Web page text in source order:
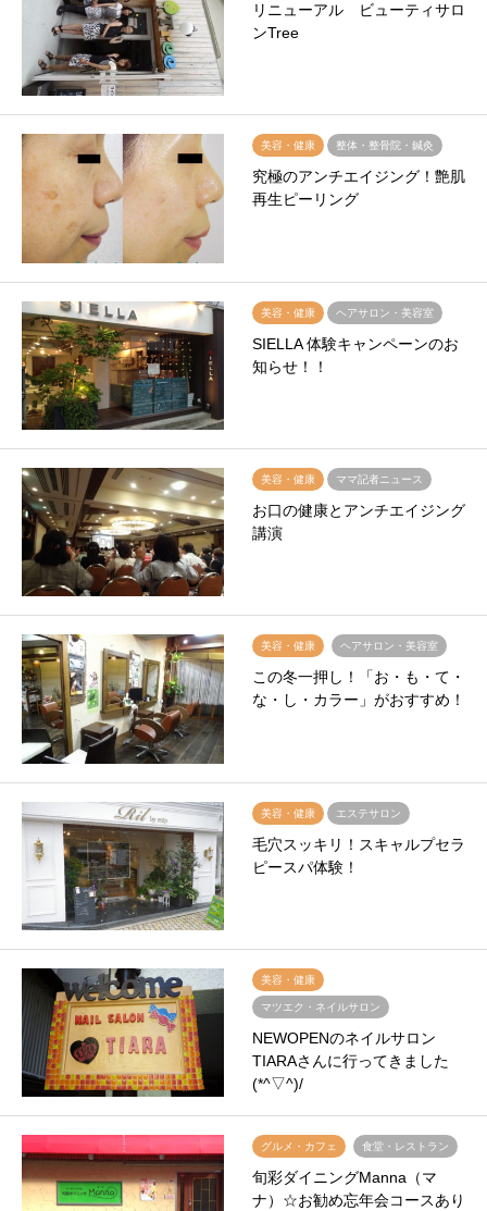
リニューアル ビューティサロ
ンTree
美容・健康 整体・整骨院・鍼灸
究極のアンチエイジング！艶肌
再生ピーリング
美容・健康 ヘアサロン・美容室
SIELLA 体験キャンペーンのお
知らせ！！
美容・健康 ママ記者ニュース
お口の健康とアンチエイジング
講演
美容・健康 ヘアサロン・美容室
この冬一押し！「お・も・て・
な・し・カラー」がおすすめ！
美容・健康 エステサロン
毛穴スッキリ！スキャルプセラ
ピースパ体験！
美容・健康
マツエク・ネイルサロン
NEWOPENのネイルサロン
TIARAさんに行ってきました
(*^▽^)/
グルメ・カフェ 食堂・レストラン
旬彩ダイニングManna（マ
ナ）☆お勧め忘年会コースあり